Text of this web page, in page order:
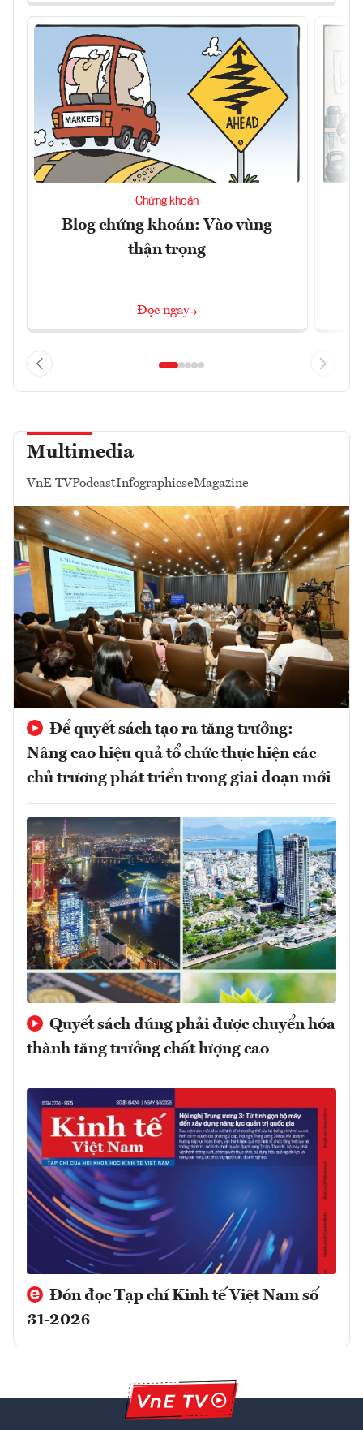
Chứng khoán
Blog chứng khoán: Vào vùng
thận trọng
Đọc ngay
Multimedia
VnE TVPodcastInfographicseMagazine
Để quyết sách tạo ra tăng trưởng:
Nâng cao hiệu quả tổ chức thực hiện các
chủ trương phát triển trong giai đoạn mới
Quyết sách đúng phải được chuyển hóa
thành tăng trưởng chất lượng cao
Đón đọc Tạp chí Kinh tế Việt Nam số
31-2026